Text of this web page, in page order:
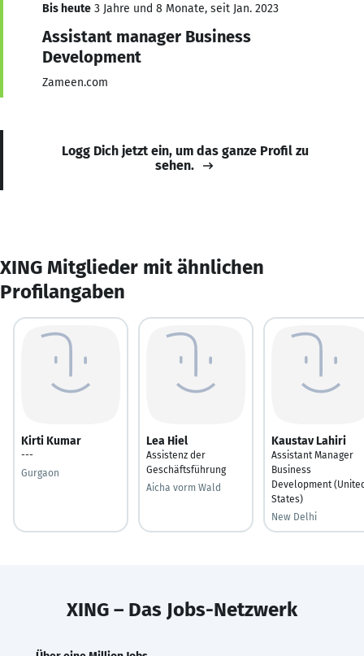
Bis heute 3 Jahre und 8 Monate, seit Jan. 2023
Assistant manager Business
Development
Zameen.com
Logg Dich jetzt ein, um das ganze Profil zu
sehen.
XING Mitglieder mit ähnlichen
Profilangaben
Kirti Kumar
---
Gurgaon
Lea Hiel
Assistenz der
Geschäftsführung
Aicha vorm Wald
Kaustav Lahiri
Assistant Manager
Business
Development
States)
New Delhi
XING – Das Jobs-Netzwerk